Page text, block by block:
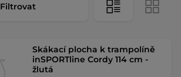
Filtrovat
Skákací plocha k trampolíně
inSPORTline Cordy 114 cm -
žlutá